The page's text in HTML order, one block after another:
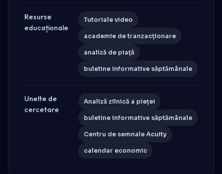
Resurse
educaționale
Tutoriale video
academie de tranzacționare
analiză de piață
buletine informative săptămânale
Unelte de
cercetare
Analiză zilnică a pieței
buletine informative săptămânale
Centru de semnale Acuity
calendar economic